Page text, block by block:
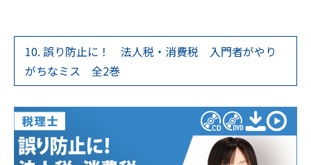
10. 誤り防止に！ 法人税・消費税 入門者がやり
がちなミス 全2巻